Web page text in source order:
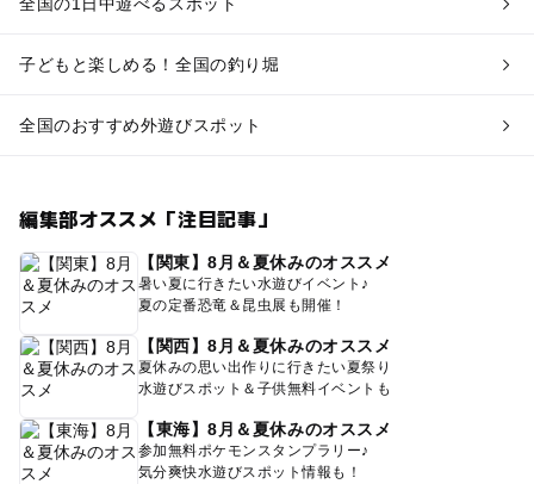
全国の1日中遊べるスポット
子どもと楽しめる！全国の釣り堀
全国のおすすめ外遊びスポット
編集部オススメ「注目記事」
【関東】8月＆夏休みのオススメ
暑い夏に行きたい水遊びイベント♪
夏の定番恐竜＆昆虫展も開催！
【関西】8月＆夏休みのオススメ
夏休みの思い出作りに行きたい夏祭り
水遊びスポット＆子供無料イベントも
【東海】8月＆夏休みのオススメ
参加無料ポケモンスタンプラリー♪
気分爽快水遊びスポット情報も！